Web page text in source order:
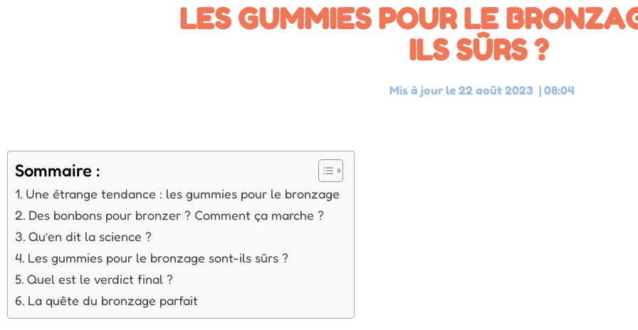
LES GUMMIES POUR LE
ILS SÛRS ?
Mis à jour le 22 août 2023 | 08:04
Sommaire :
Une étrange tendance : les gummies pour le bronzage
Des bonbons pour bronzer ? Comment ça marche ?
Qu’en dit la science ?
Les gummies pour le bronzage sont-ils sûrs ?
Quel est le verdict final ?
La quête du bronzage parfait